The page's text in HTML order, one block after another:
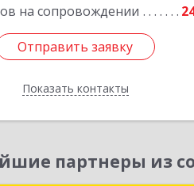
на сопровождении
Отправить заявку
Показать контакты
Отправить заявку
Назад
партнеры из